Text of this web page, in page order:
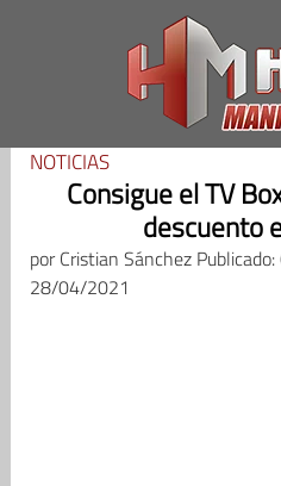
NOTICIAS
Consigue el TV
descuento
porCristian Sánchez
28/04/2021